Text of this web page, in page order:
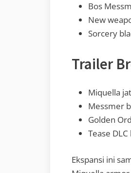
Bos
New
Sorcery
Trailer
Miquella
Messmer
Golden
Tease
Ekspansi ini